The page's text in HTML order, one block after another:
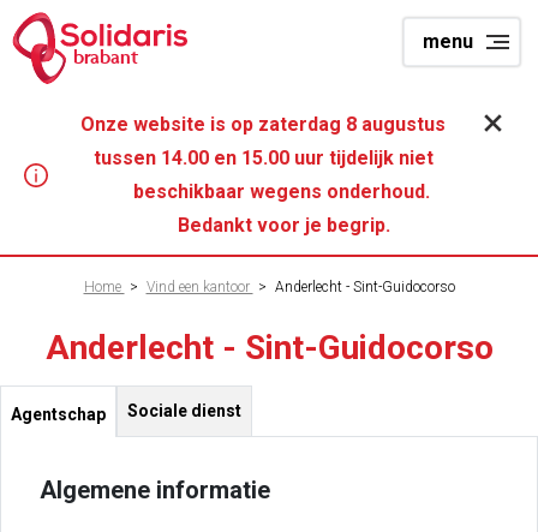
Overslaan
en
gaan
menu
brabant
Onze website is op zaterdag 8 augustus
tussen 14.00 en 15.00 uur tijdelijk niet
beschikbaar wegens onderhoud.
Bedankt voor je begrip.
Kruimelpad
Home > Vind een kantoor > Anderlecht - Sint-Guidocorso
Anderlecht - Sint-Guidocorso
Agentschap Sociale dienst
Algemene informatie